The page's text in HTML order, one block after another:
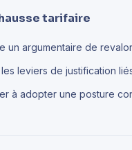
tarifaire
un argumentaire de
leviers de justification
à adopter une posture